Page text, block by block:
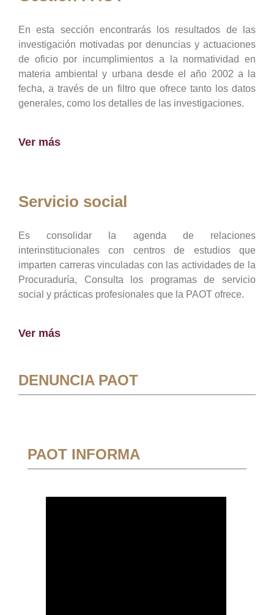
En esta sección encontrarás los resultados de las
investigación motivadas por denuncias y actuaciones
de oficio por incumplimientos a la normatividad en
materia ambiental y urbana desde el año 2002 a la
fecha, a través de un filtro que ofrece tanto los datos
generales, como los detalles de las investigaciones.
Ver más
Servicio social
Es consolidar la agenda de relaciones
interinstitucionales con centros de estudios que
imparten carreras vinculadas con las actividades de la
Procuraduría, Consulta los programas de servicio
social y prácticas profesionales que la PAOT ofrece.
Ver más
DENUNCIA PAOT
PAOT INFORMA